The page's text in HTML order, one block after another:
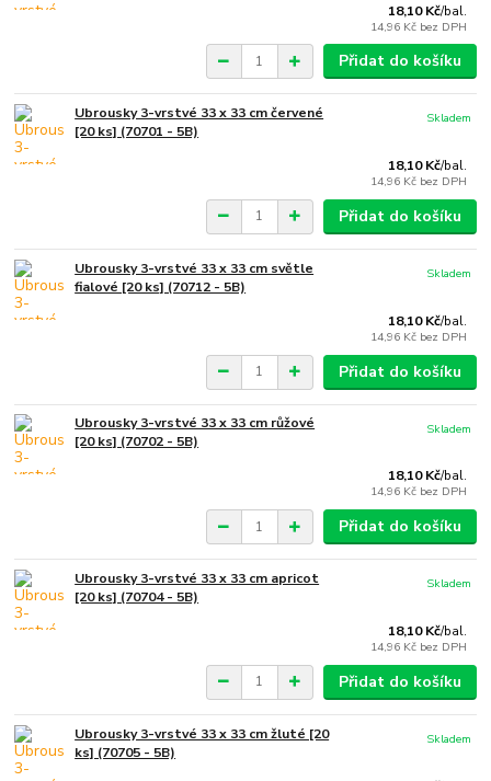
18,10 Kč/bal.
14,96 Kč bez DPH
Přidat do košíku
Ubrousky 3-vrstvé 33 x 33 cm červené
[20 ks] (70701 - 5B)
18,10 Kč/bal.
14,96 Kč bez DPH
Skladem
Přidat do košíku
Ubrousky 3-vrstvé 33 x 33 cm světle
fialové [20 ks] (70712 - 5B)
18,10 Kč/bal.
14,96 Kč bez DPH
Skladem
Přidat do košíku
Ubrousky 3-vrstvé 33 x 33 cm růžové
[20 ks] (70702 - 5B)
18,10 Kč/bal.
14,96 Kč bez DPH
Skladem
Přidat do košíku
Ubrousky 3-vrstvé 33 x 33 cm apricot
[20 ks] (70704 - 5B)
18,10 Kč/bal.
14,96 Kč bez DPH
Skladem
Přidat do košíku
Ubrousky 3-vrstvé 33 x 33 cm žluté [20
ks] (70705 - 5B)
Skladem